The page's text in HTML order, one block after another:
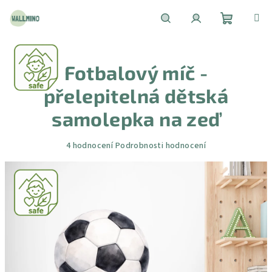
obsah
Fotbalový míč -
přelepitelná dětská
samolepka na zeď
Průměrné
hvězdiček.
4 hodnoceníPodrobnosti hodnocení